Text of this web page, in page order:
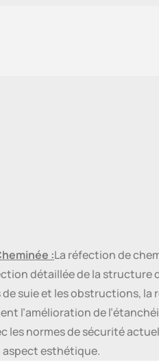
:La réfection de
détaillée de la structure
suie et les obstructions, la
l’amélioration de
les normes de sécurité
esthétique.